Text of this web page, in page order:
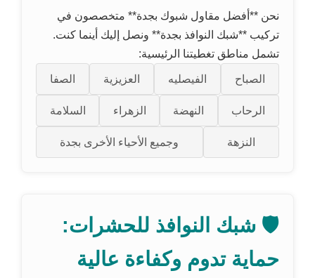
نحن **أفضل مقاول شبوك بجدة** متخصصون في
تركيب **شبك النوافذ بجدة** ونصل إليك أينما كنت.
تشمل مناطق تغطيتنا الرئيسية:
الصباح الفيصليه العزيزية الصفا
الرحاب النهضة الزهراء السلامة
النزهة وجميع الأحياء الأخرى بجدة
🛡️ شبك النوافذ للحشرات:
حماية تدوم وكفاءة عالية